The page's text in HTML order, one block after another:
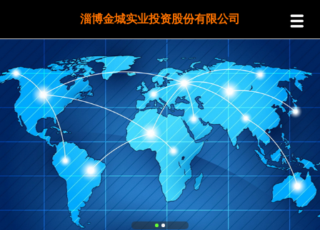
淄博金城实业投资股份有限公司